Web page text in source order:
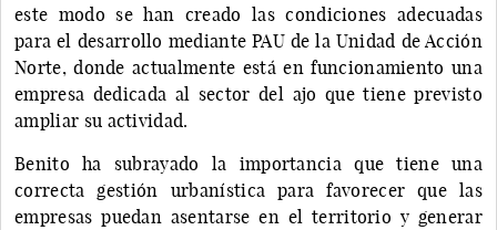
este modo se han creado las condiciones adecuadas
para el desarrollo mediante PAU de la Unidad de Acción
Norte, donde actualmente está en funcionamiento una
empresa dedicada al sector del ajo que tiene previsto
ampliar su actividad.
Benito ha subrayado la importancia que tiene una
correcta gestión urbanística para favorecer que las
empresas puedan asentarse en el territorio y generar